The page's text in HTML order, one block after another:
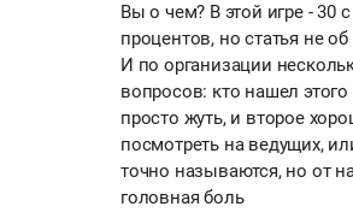
Вы о чем? В этой игре - 30
процентов, но статья не об
И по организации
вопросов: кто нашел этого
просто жуть, и второе
посмотреть на ведущих,
точно называются, но от
головная боль